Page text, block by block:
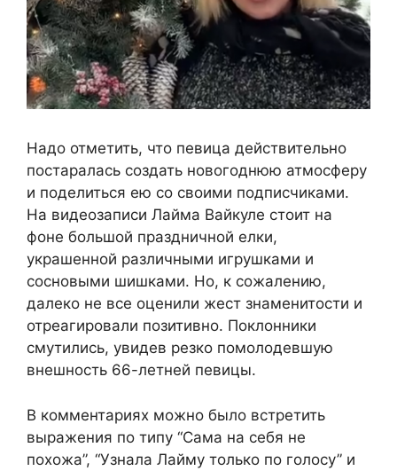
Надо отметить, что певица действительно
постаралась создать новогоднюю атмосферу
и поделиться ею со своими подписчиками.
На видеозаписи Лайма Вайкуле стоит на
фоне большой праздничной елки,
украшенной различными игрушками и
сосновыми шишками. Но, к сожалению,
далеко не все оценили жест знаменитости и
отреагировали позитивно. Поклонники
смутились, увидев резко помолодевшую
внешность 66-летней певицы.
В комментариях можно было встретить
выражения по типу “Сама на себя не
похожа”, “Узнала Лайму только по голосу” и